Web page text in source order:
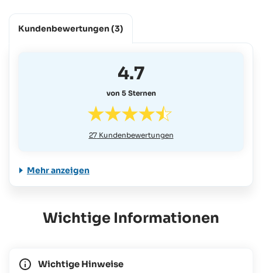
Kundenbewertungen(3)
4.7
von 5 Sternen
27Kundenbewertungen
Mehr anzeigen
Wichtige Informationen
Wichtige Hinweise